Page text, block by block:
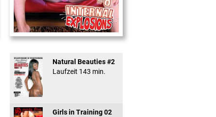
Internal Explosionen
Natural Beauties #2
Laufzeit 143 min.
Girls in Training 02